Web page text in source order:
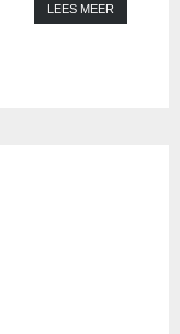
LEES MEER